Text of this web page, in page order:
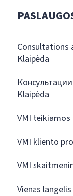
Consultations
Klaipėda
Klaipėda
VMI teikiamos
VMI kliento
VMI
Vienas